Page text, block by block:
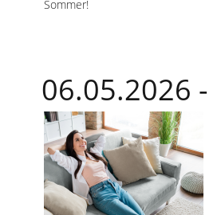
Sommer!
06.05.2026 -